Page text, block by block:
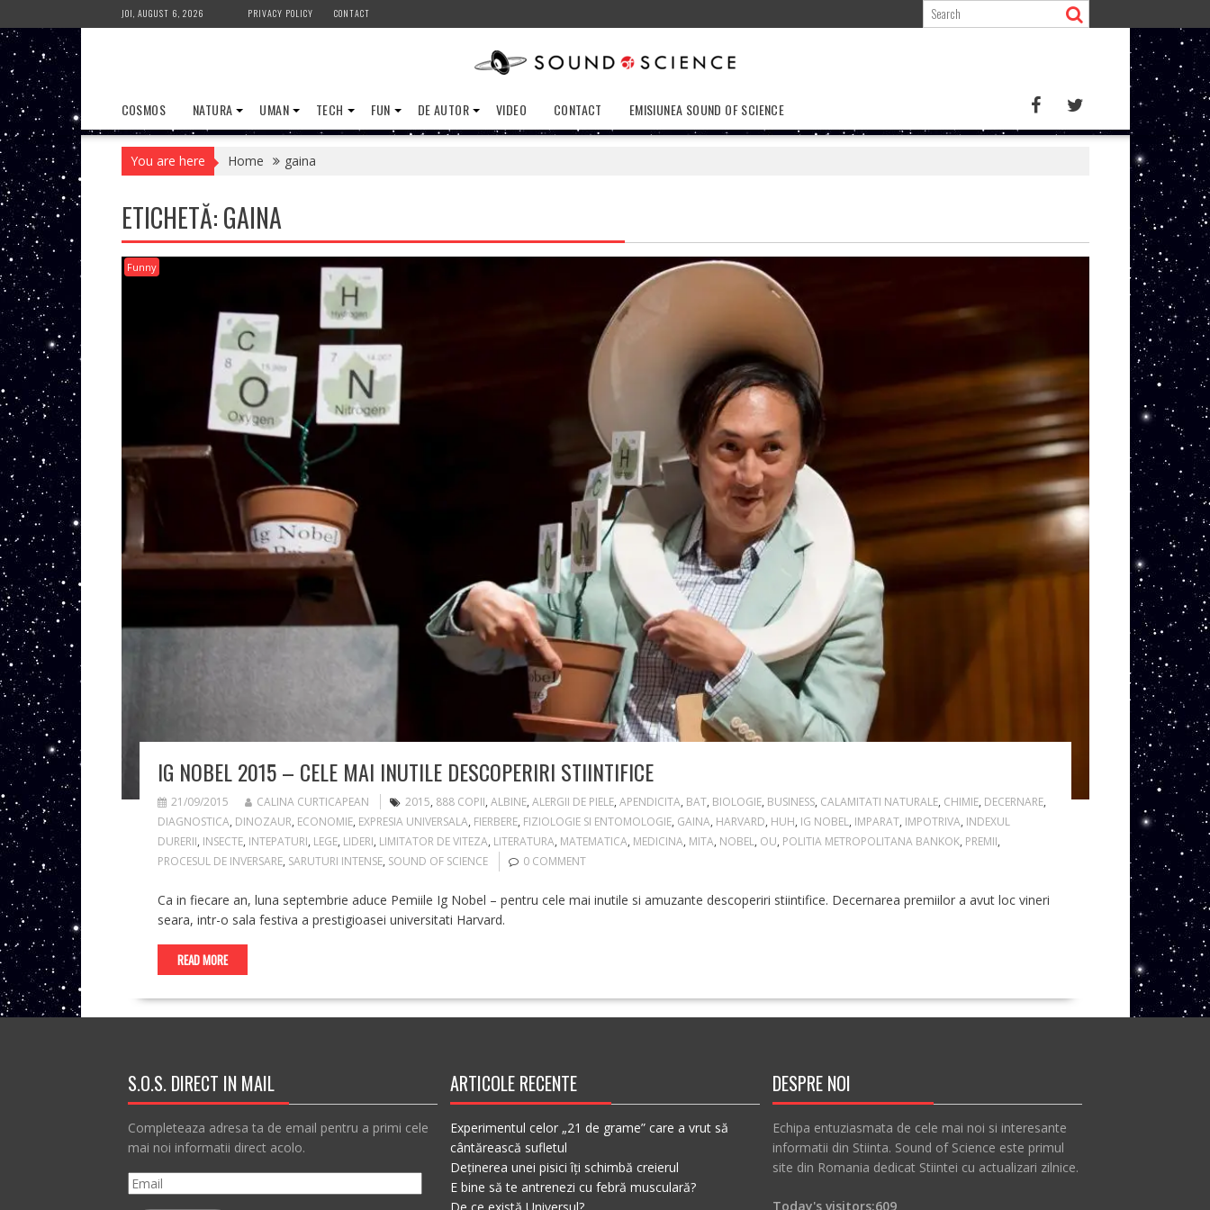
to
content
JOI, AUGUST 6, 2026 PRIVACY POLICY CONTACT
COSMOS NATURA UMAN TECH FUN DE AUTOR VIDEO CONTACT EMISIUNEA SOUND OF SCIENCE
You are here Home gaina
ETICHETĂ:GAINA
Funny
IG NOBEL 2015 – CELE MAI INUTILE DESCOPERIRI STIINTIFICE
21/09/2015 CALINA CURTICAPEAN 2015, 888 COPII, ALBINE, ALERGII DE PIELE, APENDICITA, BAT, BIOLOGIE, BUSINESS, CALAMITATI NATURALE, CHIMIE, DECERNARE,
DIAGNOSTICA, DINOZAUR, ECONOMIE, EXPRESIA UNIVERSALA, FIERBERE, FIZIOLOGIE SI ENTOMOLOGIE, GAINA, HARVARD, HUH, IG NOBEL, IMPARAT, IMPOTRIVA, INDEXUL
DURERII, INSECTE, INTEPATURI, LEGE, LIDERI, LIMITATOR DE VITEZA, LITERATURA, MATEMATICA, MEDICINA, MITA, NOBEL, OU, POLITIA METROPOLITANA BANKOK, PREMII,
PROCESUL DE INVERSARE, SARUTURI INTENSE, SOUND OF SCIENCE 0 COMMENT
Ca in fiecare an, luna septembrie aduce Pemiile Ig Nobel – pentru cele mai inutile si amuzante descoperiri stiintifice. Decernarea premiilor a avut loc vineri
seara, intr-o sala festiva a prestigioasei universitati Harvard.
READ MORE
S.O.S. DIRECT IN MAIL
Completeaza adresa ta de email pentru a primi cele
mai noi informatii direct acolo.
Email
ARTICOLE RECENTE
Experimentul celor „21 de grame” care a vrut să
cântărească sufletul
Deținerea unei pisici îți schimbă creierul
E bine să te antrenezi cu febră musculară?
DESPRE NOI
Echipa entuziasmata de cele mai noi si interesante
informatii din Stiinta. Sound of Science este primul
site din Romania dedicat Stiintei cu actualizari zilnice.
Today's visitors:609